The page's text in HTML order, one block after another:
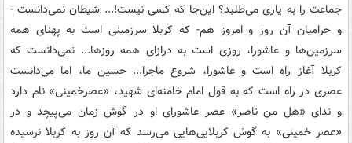
جماعت را به یاری می‌طلبد؟ این‌جا که کسی نیست!... شیطان نمی‌دانست -
و حرامیان آن روز و امروز هم- که کربلا سرزمینی است به پهنای همه
سرزمین‌ها و عاشورا، روزی است به درازای همه روزها... نمی‌دانست که
کربلا آغاز راه است و عاشورا، شروع ماجرا... حسین ما، ‌اما می‌دانست
عصری در راه است که به قول امام خامنه‌ای شهید، «عصرخمینی» نام دارد
و ندای «هل من ناصر» عصر عاشورای او در گوش زمان می‌پیچد و در
«عصر خمینی» به گوش کربلایی‌هایی می‌رسد که آن روز به کربلا نرسیده